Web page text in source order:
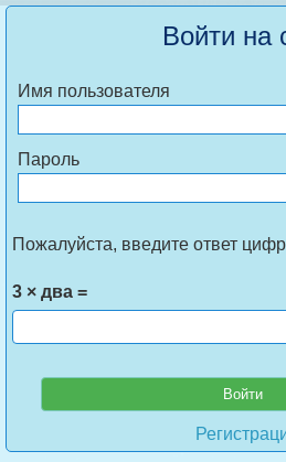
Войти на
Имя пользователя
Пароль
Пожалуйста, введите ответ
3 × два =